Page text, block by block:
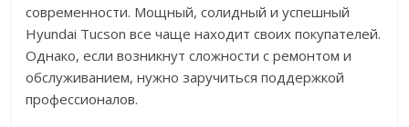
современности. Мощный, солидный и успешный
Hyundai Tucson все чаще находит своих покупателей.
Однако, если возникнут сложности с ремонтом и
обслуживанием, нужно заручиться поддержкой
профессионалов.